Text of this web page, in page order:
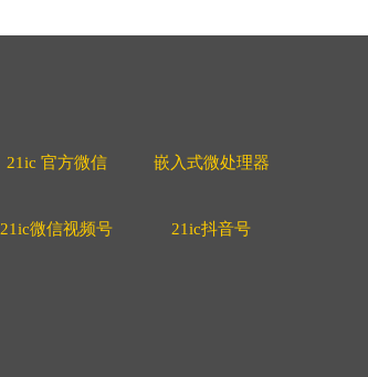
21ic 官方微信 嵌入式微处理器
21ic微信视频号 21ic抖音号